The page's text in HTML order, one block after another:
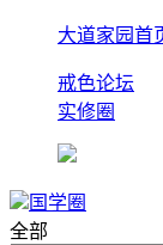
大道家园首
戒色论坛
实修圈
国学圈
全部